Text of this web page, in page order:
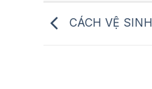
CÁCH VỆ SINH